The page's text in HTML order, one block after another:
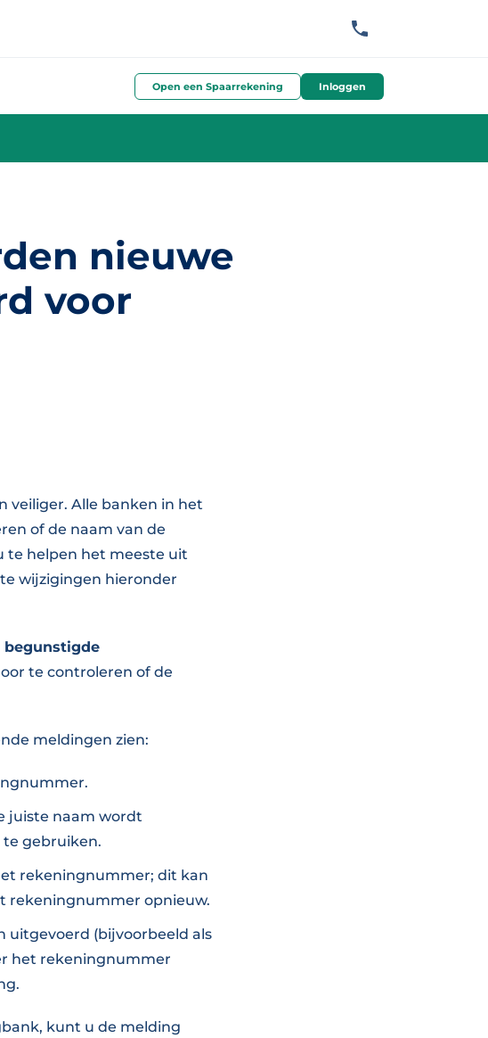
Open een Spaarrekening Inloggen
nieuwe
voor
veiliger. Alle banken in het
of de naam van de
helpen het meeste uit
wijzigingen hieronder
begunstigde
te controleren of de
meldingen zien:
juiste naam wordt
te gebruiken.
rekeningnummer; dit kan
rekeningnummer opnieuw.
uitgevoerd (bijvoorbeeld als
het rekeningnummer
kunt u de melding